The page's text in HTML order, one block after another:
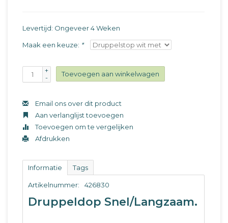
Levertijd: Ongeveer 4 Weken
Maak een keuze: *
+
-
Toevoegen aan winkelwagen
Email ons over dit product
Aan verlanglijst toevoegen
Toevoegen om te vergelijken
Afdrukken
Informatie Tags
Artikelnummer: 426830
Druppeldop Snel/Langzaam.